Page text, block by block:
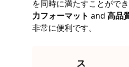
を同時に満たすことができ
力フォーマット and 高品
非常に便利です。
ス